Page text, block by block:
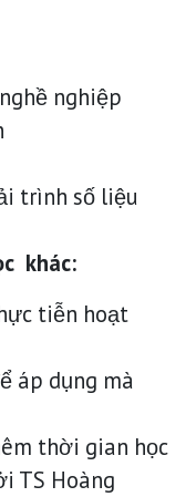
nghiệp
trình số liệu
khác:
tiễn hoạt
áp dụng mà
thời gian học
TS Hoàng